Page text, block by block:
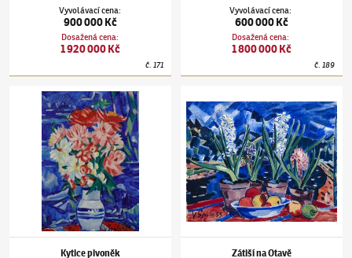
Vyvolávací cena:
900 000 Kč
Dosažená cena:
1 920 000 Kč
č. 171
Vyvolávací cena:
600 000 Kč
Dosažená cena:
1 800 000 Kč
č. 189
Václav Špála(1885–1946)Kytice pivoněk
Kytice pivoněk Zátiší na Otavě